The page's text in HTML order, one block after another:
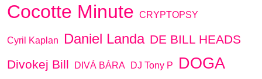
Cocotte Minute CRYPTOPSY
Cyril Kaplan Daniel Landa DE BILL HEADS
Divokej Bill
DIVÁ BÁRA DJ Tony P DOGA